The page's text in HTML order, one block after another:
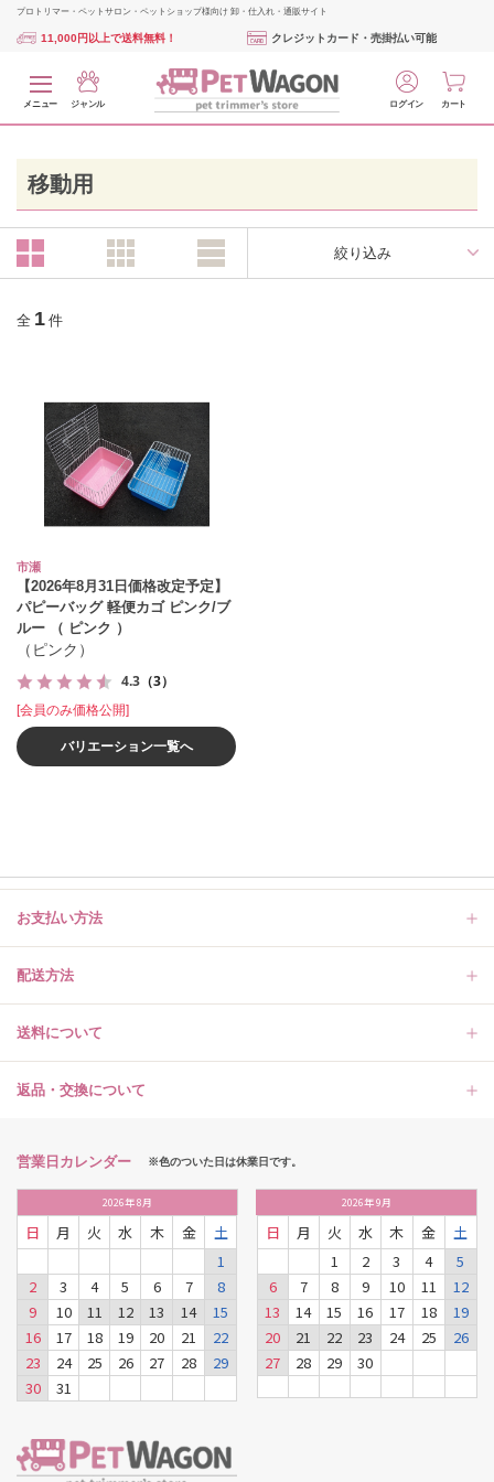
プロトリマー・ペットサロン・ペットショップ様向け 卸・仕入れ・通販サイト
11,000円以上で送料無料！ クレジットカード・売掛払い可能
メニュー ジャンル ログイン カート
移動用
絞り込み
全 1 件
市瀬
【2026年8月31日価格改定予定】
パピーバッグ 軽便カゴ ピンク/ブ
ルー （ ピンク ）
（ピンク）
4.3 （3）
[会員のみ価格公開]
バリエーション一覧へ
お支払い方法
配送方法
送料について
返品・交換について
営業日カレンダー ※色のついた日は休業日です。
2026年8月
日 月 火 水 木 金
土
1
2
3 4 5 6 7
8
9
10 11 12 13 14
15
16
17 18 19 20 21
22
23
24 25 26 27 28
29
30
31
2026年9月
日 月 火 水 木 金
土
1
2 3 4
5
6
7 8 9 10 11
12
13
14 15 16 17 18
19
20
21 22 23 24 25
26
27
28 29 30